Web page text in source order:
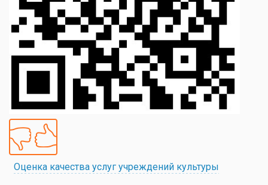
Оценка качества услуг учреждений культуры